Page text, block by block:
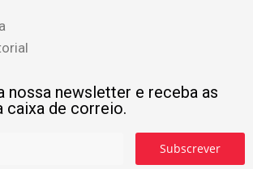
nossa newsletter e receba as
caixa de correio.
Subscrever